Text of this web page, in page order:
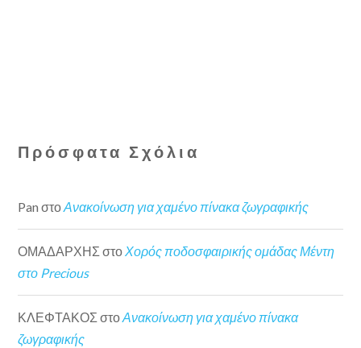
Πρόσφατα Σχόλια
Pan στοΑνακοίνωση για χαμένο πίνακα ζωγραφικής
ΟΜΑΔΑΡΧΗΣ στοΧορός ποδοσφαιρικής ομάδας Μέντη
στο Precious
ΚΛΕΦΤΑΚΟΣ στοΑνακοίνωση για χαμένο πίνακα
ζωγραφικής